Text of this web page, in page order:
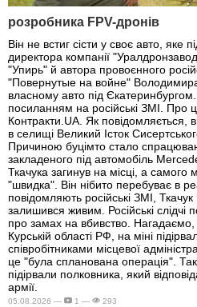
розробника FPV-дронів
Він не встиг сісти у своє авто, яке
директора компанії
"Упирь" й автора провоєнного
"Повернутые на войне" Володимира
власному авто під
посиланням на російські ЗМІ. Про
Контракти.UA. Як повідомляється,
в селищі Великий Істок
Причиною буцімто стало
закладеного під автомобіль
Ткачука загинув на місці, а самого
"швидка". Він нібито перебуває в
повідомляють російські ЗМІ,
залишився живим. Російські
про замах на вбивство. Нагадаємо,
Курській області РФ, на міні
співробітниками місцевої
це "була спланована операція".
підірвали полковника, який
армії.
05.08.2026 — 1 — 293